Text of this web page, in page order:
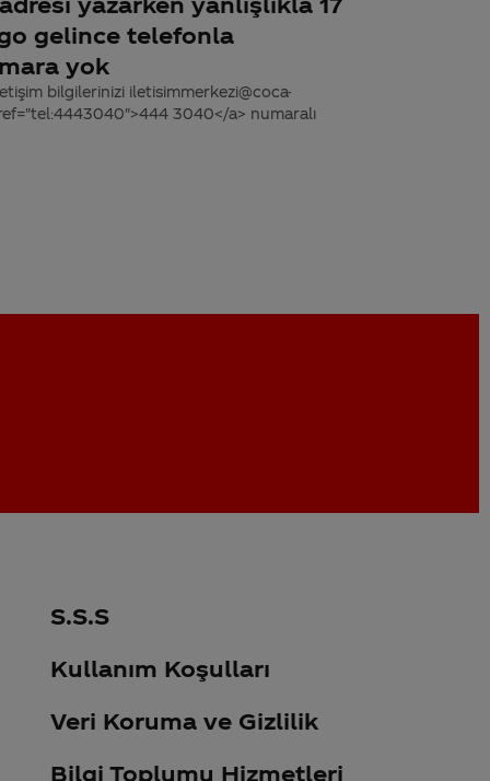
gelince telefonla
yok
bilgilerinizi iletisimmerkezi@coca-
3040</a> numaralı
S.S.S
Kullanım Koşulları
Veri Koruma ve Gizlilik
Bilgi Toplumu Hizmetleri